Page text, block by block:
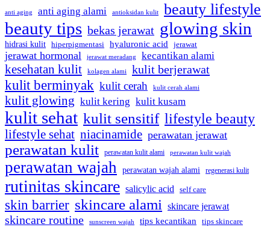
anti aging anti aging alami antioksidan kulit beauty lifestyle
beauty tips bekas jerawat glowing skin
hidrasi kulit hiperpigmentasi hyaluronic acid jerawat
jerawat hormonal jerawat meradang kecantikan alami
kesehatan kulit kolagen alami kulit berjerawat
kulit berminyak kulit cerah kulit cerah alami
kulit glowing kulit kering kulit kusam
kulit sehat kulit sensitif lifestyle beauty
lifestyle sehat niacinamide perawatan jerawat
perawatan kulit perawatan kulit alami perawatan kulit wajah
perawatan wajah perawatan wajah alami regenerasi kulit
rutinitas skincare salicylic acid self care
skin barrier skincare alami skincare jerawat
skincare routine sunscreen wajah tips kecantikan tips skincare